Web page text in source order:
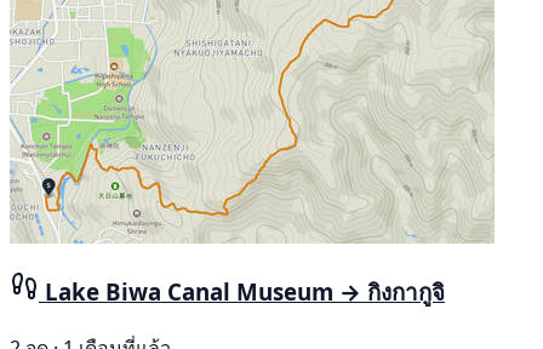
Lake Biwa Canal Museum → กิงกากูจิ